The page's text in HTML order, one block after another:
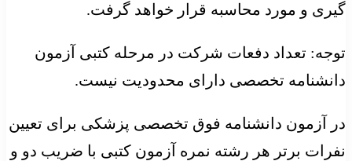
گیری و مورد محاسبه قرار خواهد گرفت.
توجه: تعداد دفعات شرکت در مرحله کتبی آزمون
دانشنامه تخصصی دارای محدودیت نیست.
در آزمون دانشنامه فوق تخصصی پزشکی برای تعیین
نفرات برتر هر رشته نمره آزمون کتبی با ضریب دو و